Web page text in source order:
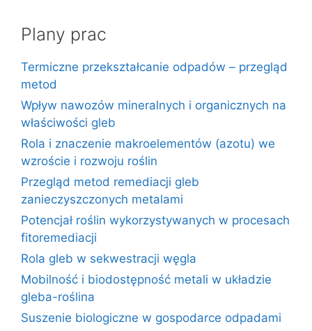
Plany prac
Termiczne przekształcanie odpadów – przegląd
metod
Wpływ nawozów mineralnych i organicznych na
właściwości gleb
Rola i znaczenie makroelementów (azotu) we
wzroście i rozwoju roślin
Przegląd metod remediacji gleb
zanieczyszczonych metalami
Potencjał roślin wykorzystywanych w procesach
fitoremediacji
Rola gleb w sekwestracji węgla
Mobilność i biodostępność metali w układzie
gleba-roślina
Suszenie biologiczne w gospodarce odpadami